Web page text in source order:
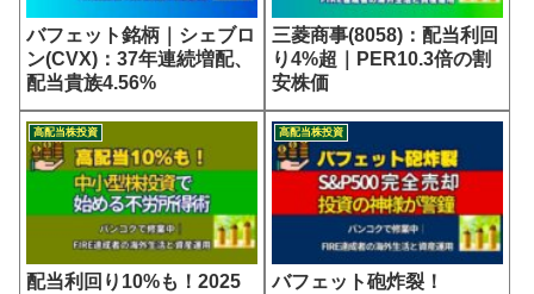
バフェット銘柄｜シェブロ
ン(CVX)：37年連続増配、
配当貴族4.56%
三菱商事(8058)：配当利回
り4%超｜PER10.3倍の割
安株価
高配当株投資
配当利回り10%も！2025
高配当株投資
バフェット砲炸裂！